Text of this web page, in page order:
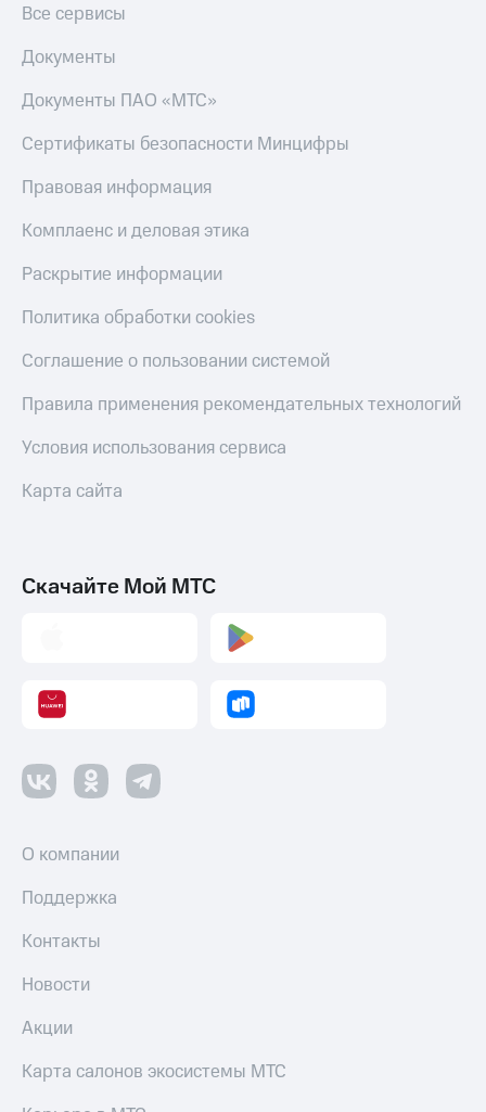
Все сервисы
Документы
Документы ПАО «МТС»
Сертификаты безопасности Минцифры
Правовая информация
Комплаенс и деловая этика
Раскрытие информации
Политика обработки cookies
Соглашение о пользовании системой
Правила применения рекомендательных технологий
Условия использования сервиса
Карта сайта
Скачайте Мой МТС
О компании
Поддержка
Контакты
Новости
Акции
Карта салонов экосистемы МТС